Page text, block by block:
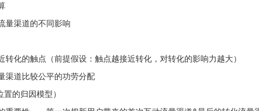
量渠道的不同影响
转化的触点（前提假设：触点越接近转化，对转化的影响力越大）
渠道比较公平的功劳分配
的归因模型）